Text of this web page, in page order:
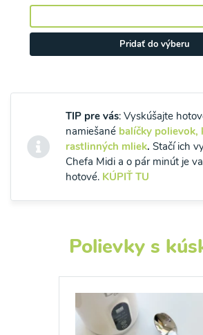
Pridať do výberu
TIP pre vás: Vyskúšajte
namiešané balíčky polievok,
rastlinných mliek. Stačí ich
Chefa Midi a o pár minút je
hotové. KÚPIŤ TU
Polievky s